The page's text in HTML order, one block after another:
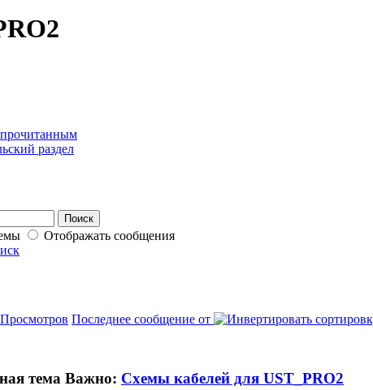
прочитанным
раздел
Отображать сообщения
Просмотров Последнее сообщение от
Важно: Схемы кабелей для UST_PRO2